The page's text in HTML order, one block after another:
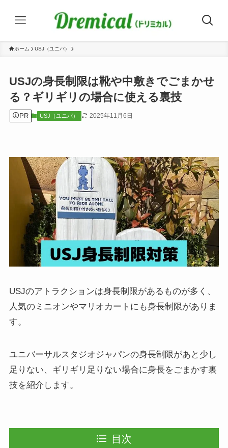
ホーム USJ（ユニバ）
USJの身長制限は靴や中敷きでごまかせ
る？ギリギリの場合に使える裏技
PR USJ（ユニバ） 2025年11月6日
USJのアトラクションは身長制限があるものが多く、
人気のミニオンやマリオカートにも身長制限がありま
す。
ユニバーサルスタジオジャパンの身長制限があと少し
足りない、ギリギリ足りない場合に身長をごまかす裏
技を紹介します。
目次